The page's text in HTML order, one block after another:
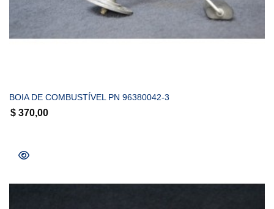
BOIA DE COMBUSTÍVEL PN 96380042-3
$ 370,00